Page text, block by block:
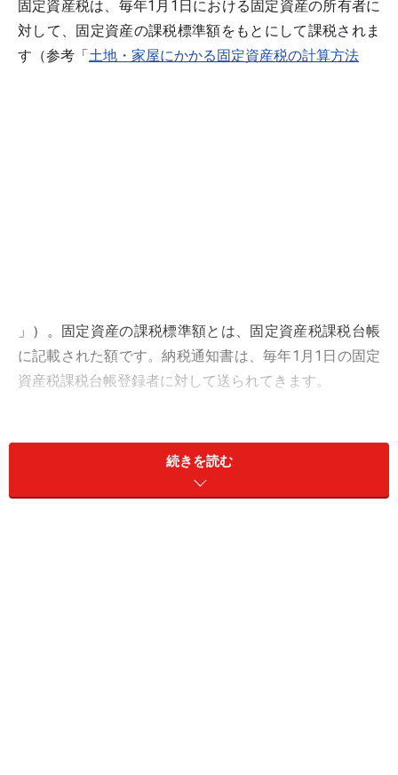
固定資産税は、毎年1月1日における固定資産の所有者に
対して、固定資産の課税標準額をもとにして課税されま
す（参考「土地・家屋にかかる固定資産税の計算方法
」）。固定資産の課税標準額とは、固定資産税課税台帳
に記載された額です。納税通知書は、毎年1月1日の固定
資産税課税台帳登録者に対して送られてきます。
いて、この基準日のことを賦課期日といいます。1月1日
における固定資産の所有者が、固定資産税の納税義務者
続きを読む